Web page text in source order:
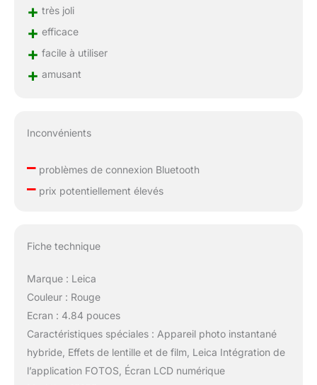
+ très joli
+ efficace
+ facile à utiliser
+ amusant
Inconvénients
–problèmes de connexion Bluetooth
–prix potentiellement élevés
Fiche technique
Marque : Leica
Couleur : Rouge
Ecran : 4.84 pouces
Caractéristiques spéciales : Appareil photo instantané
hybride, Effets de lentille et de film, Leica Intégration de
l’application FOTOS, Écran LCD numérique